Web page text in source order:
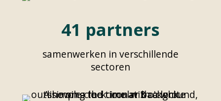
41 partners
samenwerken in verschillende
sectoren